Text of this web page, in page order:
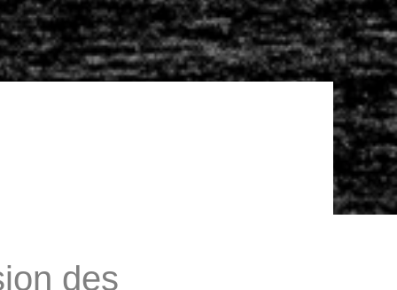
des